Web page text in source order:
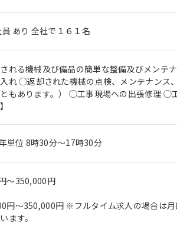
あり 全社で１６１名
れる機械及び備品の簡単な整備及びメンテ
れ ◯返却された機械の点検、メンテナンス
もあります。） ◯工事現場への出張修理 ◯
単位 8時30分〜17時30分
〜350,000円
円～350,000円 ※フルタイム求人の場合は
ます。